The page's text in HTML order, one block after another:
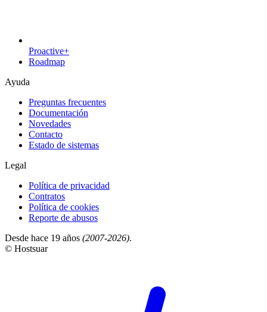
Proactive+
Roadmap
Ayuda
Preguntas frecuentes
Documentación
Novedades
Contacto
Estado de sistemas
Legal
Política de privacidad
Contratos
Política de cookies
Reporte de abusos
Desde hace 19 años (2007-2026).
© Hostsuar